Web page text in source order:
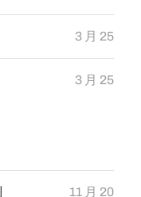
3 月 25
3 月 25
11 月 20